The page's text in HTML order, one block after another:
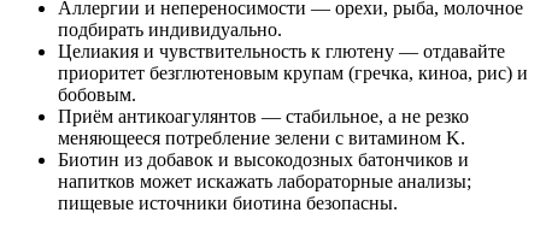
Аллергии и непереносимости — орехи, рыба, молочное
подбирать индивидуально.
Целиакия и чувствительность к глютену — отдавайте
приоритет безглютеновым крупам (гречка, киноа, рис) и
бобовым.
Приём антикоагулянтов — стабильное, а не резко
меняющееся потребление зелени с витамином K.
Биотин из добавок и высокодозных батончиков и
напитков может искажать лабораторные анализы;
пищевые источники биотина безопасны.